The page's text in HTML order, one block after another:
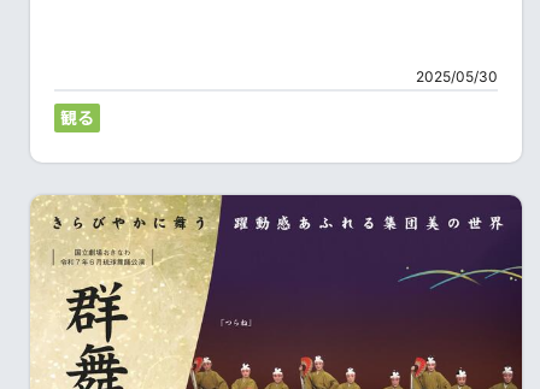
2025/05/30
観る